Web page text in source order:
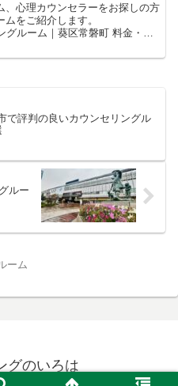
、心理カウンセラーをお探しの方
をご紹介します。
ム｜葵区常磐町 料金・コ
で評判の良いカウンセリングル
ルー
ーム
グのいろは